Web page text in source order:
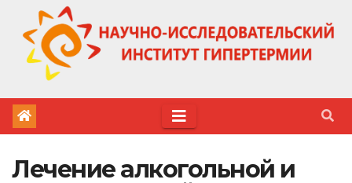
Перейти
содержимому
Лечение алкогольной и